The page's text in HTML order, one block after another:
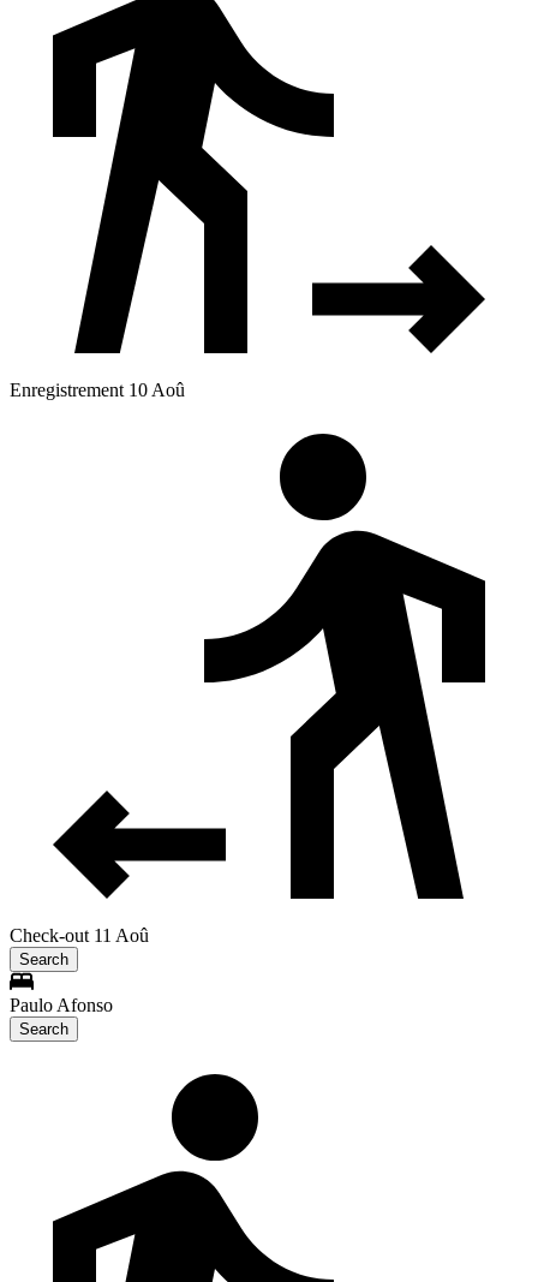
Enregistrement 10 Aoû
Check-out 11 Aoû
Search
Paulo Afonso
Search